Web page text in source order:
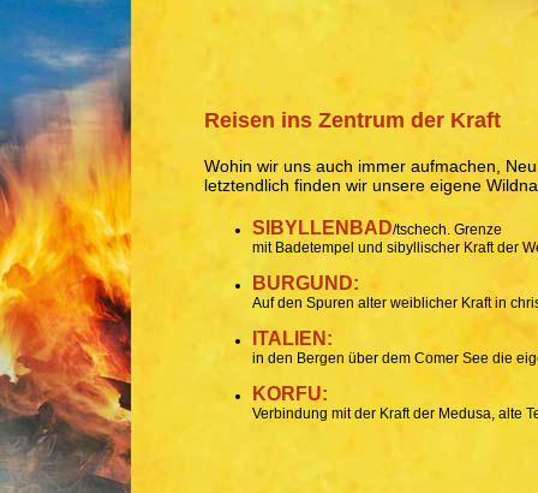
Reisen ins Zentrum der Kraft
Wohin wir uns auch immer aufmachen,
letztendlich finden wir unsere eigene
SIBYLLENBAD/tschech. Grenze
mit Badetempel und sibyllischer Kraft der
BURGUND:
Auf den Spuren alter weiblicher Kraft in
ITALIEN:
in den Bergen über dem Comer See die
KORFU:
Verbindung mit der Kraft der Medusa, alte